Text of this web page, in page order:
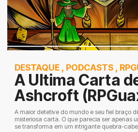
DESTAQUE , PODCASTS ,
A Ultima Carta
Ashcroft
A maior detetive do mundo e seu fiel braço
misteriosa carta. O que parecia ser apenas
se transforma em um intrigante quebra-